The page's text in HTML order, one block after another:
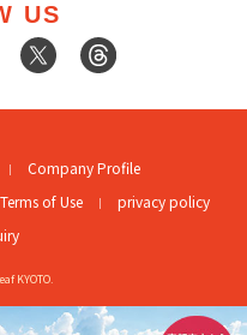
US
Company Profile
of Use
privacy policy
KYOTO.